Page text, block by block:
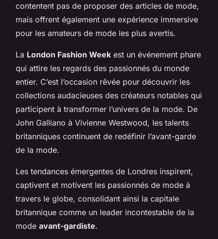
contentent pas de proposer des articles de mode,
mais offrent également une expérience immersive
pour les amateurs de mode les plus avertis.
La London Fashion Week est un événement phare
qui attire les regards des passionnés du monde
entier. C’est l’occasion rêvée pour découvrir les
collections audacieuses des créateurs notables qui
participent à transformer l’univers de la mode. De
John Galliano à Vivienne Westwood, les talents
britanniques continuent de redéfinir l’avant-garde
de la mode.
Les tendances émergentes de Londres inspirent,
captivent et motivent les passionnés de mode à
travers le globe, consolidant ainsi la capitale
britannique comme un leader incontestable de la
mode avant-gardiste.